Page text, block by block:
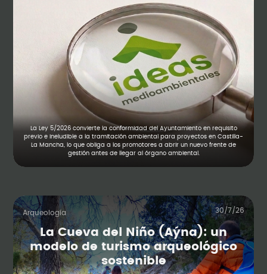
La Ley 5/2026 convierte la conformidad del Ayuntamiento en requisito
previo e ineludible a la tramitación ambiental para proyectos en Castilla-
La Mancha, lo que obliga a los promotores a abrir un nuevo frente de
gestión antes de llegar al órgano ambiental.
Arqueología 30/7/26
La Cueva del Niño (Aýna): un
modelo de turismo arqueológico
sostenible